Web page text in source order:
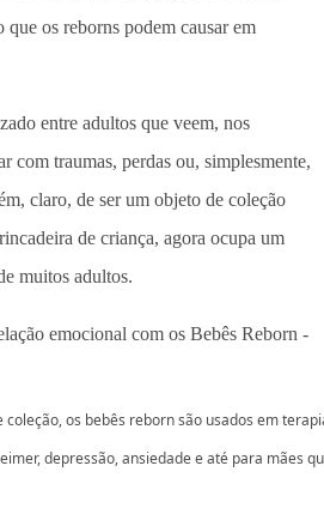
os reborns podem causar em
entre adultos que veem, nos
com traumas, perdas ou, simplesmente,
claro, de ser um objeto de coleção
de criança, agora ocupa um
muitos adultos.
os bebês reborn são usados em
depressão, ansiedade e até para mães